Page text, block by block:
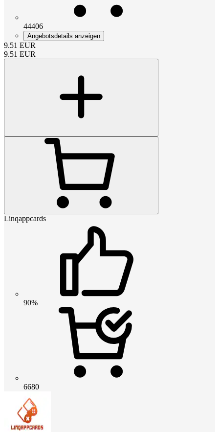
44406
Angebotsdetails anzeigen
9.51 EUR
9.51 EUR
Linqappcards
90%
6680